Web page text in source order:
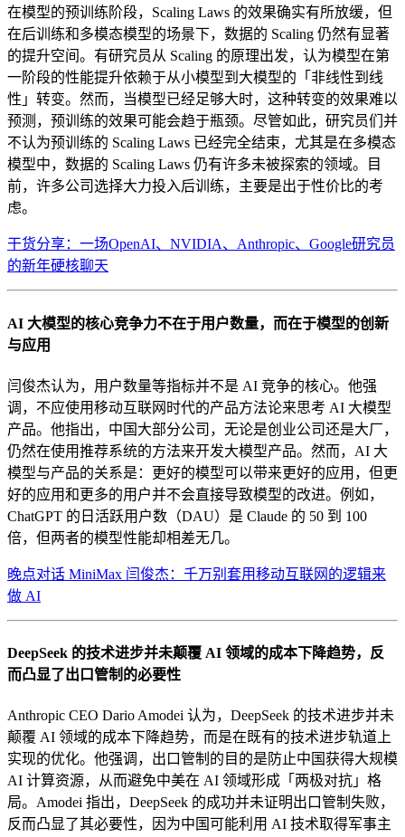
在模型的预训练阶段，Scaling Laws 的效果确实有所放缓，但
在后训练和多模态模型的场景下，数据的 Scaling 仍然有显著
的提升空间。有研究员从 Scaling 的原理出发，认为模型在第
一阶段的性能提升依赖于从小模型到大模型的「非线性到线
性」转变。然而，当模型已经足够大时，这种转变的效果难以
预测，预训练的效果可能会趋于瓶颈。尽管如此，研究员们并
不认为预训练的 Scaling Laws 已经完全结束，尤其是在多模态
模型中，数据的 Scaling Laws 仍有许多未被探索的领域。目
前，许多公司选择大力投入后训练，主要是出于性价比的考
虑。
干货分享：一场OpenAI、NVIDIA、Anthropic、Google研究员
的新年硬核聊天
AI 大模型的核心竞争力不在于用户数量，而在于模型的创新
与应用
闫俊杰认为，用户数量等指标并不是 AI 竞争的核心。他强
调，不应使用移动互联网时代的产品方法论来思考 AI 大模型
产品。他指出，中国大部分公司，无论是创业公司还是大厂，
仍然在使用推荐系统的方法来开发大模型产品。然而，AI 大
模型与产品的关系是：更好的模型可以带来更好的应用，但更
好的应用和更多的用户并不会直接导致模型的改进。例如，
ChatGPT 的日活跃用户数（DAU）是 Claude 的 50 到 100
倍，但两者的模型性能却相差无几。
晚点对话 MiniMax 闫俊杰：千万别套用移动互联网的逻辑来
做 AI
DeepSeek 的技术进步并未颠覆 AI 领域的成本下降趋势，反
而凸显了出口管制的必要性
Anthropic CEO Dario Amodei 认为，DeepSeek 的技术进步并未
颠覆 AI 领域的成本下降趋势，而是在既有的技术进步轨道上
实现的优化。他强调，出口管制的目的是防止中国获得大规模
AI 计算资源，从而避免中美在 AI 领域形成「两极对抗」格
局。Amodei 指出，DeepSeek 的成功并未证明出口管制失败，
反而凸显了其必要性，因为中国可能利用 AI 技术取得军事主